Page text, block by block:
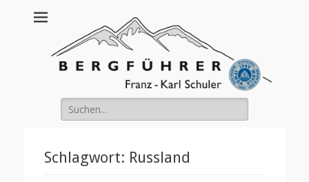
Franz Schuler
Suche
nach:
Schlagwort: Russland